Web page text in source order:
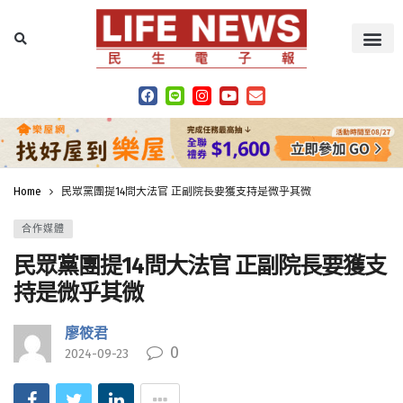
Home 民眾黨團提14問大法官 正副院長要獲支持是微乎其微
合作媒體
民眾黨團提14問大法官 正副院長要獲支
持是微乎其微
廖筱君
2024-09-23 0